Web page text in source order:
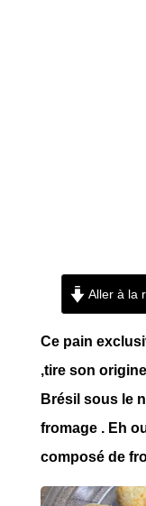
Aller à la
Ce pain
,tire son
Brésil sous le
fromage . Eh
composé de